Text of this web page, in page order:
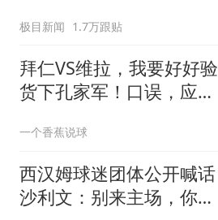
足；鼓励3-7天弹性长假，
构建“周五半天+周末+年
假”短途度假模式
极目新闻 1.7万跟贴
拜仁VS维拉，我要好好验
货下孔家军！口误，应该
港
一个香蕉说球
西汉姆球迷团体公开喊话
沙利文：别来主场，你的